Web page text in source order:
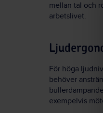
mellan tal och
arbetslivet.
För höga
behöver
exempelvis